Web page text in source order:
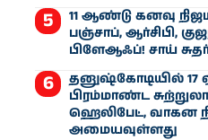
11 ஆண்டு கனவு
பஞ்சாப், ஆர்சிபி,
பிளேஆஃப்! சாய்
தனுஷ்கோடியில் 17
பிரம்மாண்ட சுற்றுலா
ஹெலிபேட், வாகன
அமையவுள்ளது